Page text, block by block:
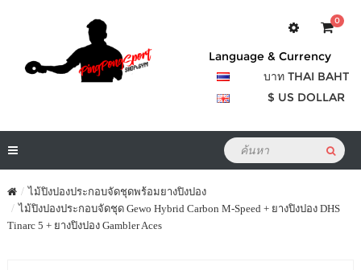
0
Language & Currency
บาท THAI BAHT
$ US DOLLAR
ไม้ปิงปองประกอบจัดชุดพร้อมยางปิงปอง
ไม้ปิงปองประกอบจัดชุด Gewo Hybrid Carbon M-Speed + ยางปิงปอง DHS
Tinarc 5 + ยางปิงปอง Gambler Aces